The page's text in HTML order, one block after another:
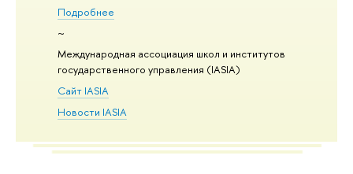
Подробнее
~
Международная ассоциация школ и институтов
государственного управления (IASIA)
Сайт IASIA
Новости IASIA